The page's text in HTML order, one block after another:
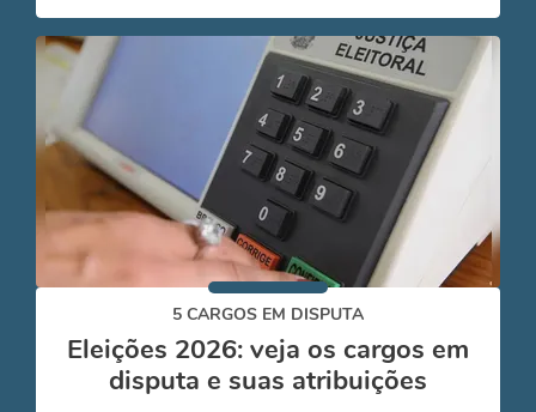
5 CARGOS EM DISPUTA
Eleições 2026: veja os cargos em
disputa e suas atribuições